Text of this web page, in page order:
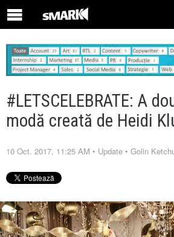
#LETSCELEBRATE: A
modă creată de Heidi
10 Oct. 2017, 11:25 AM • Update • Golin